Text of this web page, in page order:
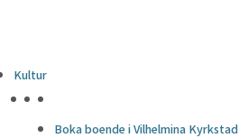
Kultur
Boka boende i Vilhelmina Kyrkstad